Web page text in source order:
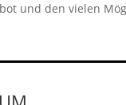
und den vielen